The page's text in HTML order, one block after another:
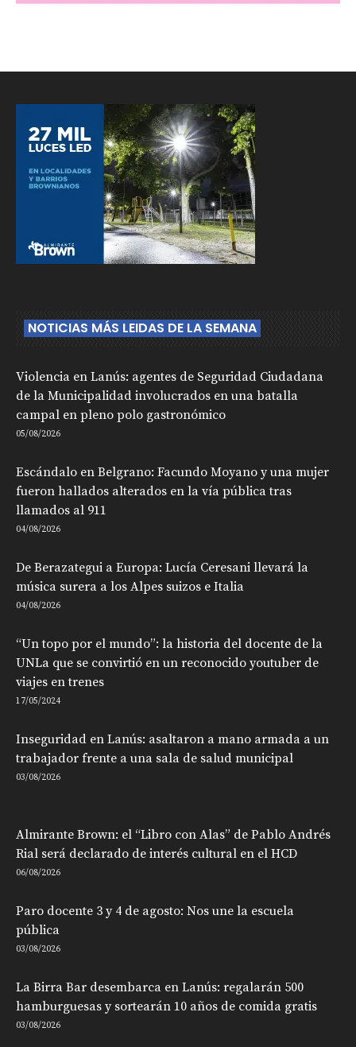
NOTICIAS MÁS LEIDAS DE LA SEMANA
Violencia en Lanús: agentes de Seguridad Ciudadana
de la Municipalidad involucrados en una batalla
campal en pleno polo gastronómico
05/08/2026
Escándalo en Belgrano: Facundo Moyano y una mujer
fueron hallados alterados en la vía pública tras
llamados al 911
04/08/2026
De Berazategui a Europa: Lucía Ceresani llevará la
música surera a los Alpes suizos e Italia
04/08/2026
“Un topo por el mundo”: la historia del docente de la
UNLa que se convirtió en un reconocido youtuber de
viajes en trenes
17/05/2024
Inseguridad en Lanús: asaltaron a mano armada a un
trabajador frente a una sala de salud municipal
03/08/2026
Almirante Brown: el “Libro con Alas” de Pablo Andrés
Rial será declarado de interés cultural en el HCD
06/08/2026
Paro docente 3 y 4 de agosto: Nos une la escuela
pública
03/08/2026
La Birra Bar desembarca en Lanús: regalarán 500
hamburguesas y sortearán 10 años de comida gratis
03/08/2026